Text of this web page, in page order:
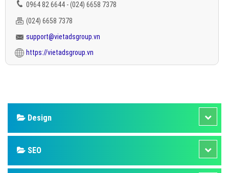
0964 82 6644 - (024) 6658 7378
(024) 6658 7378
support@vietadsgroup.vn
https://vietadsgroup.vn